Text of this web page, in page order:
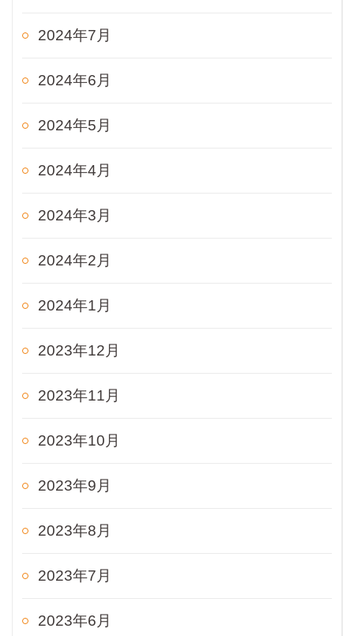
2024年7月
2024年6月
2024年5月
2024年4月
2024年3月
2024年2月
2024年1月
2023年12月
2023年11月
2023年10月
2023年9月
2023年8月
2023年7月
2023年6月